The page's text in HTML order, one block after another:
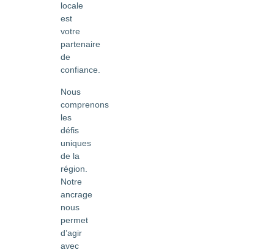
locale
est
votre
partenaire
de
confiance.
Nous
comprenons
les
défis
uniques
de la
région.
Notre
ancrage
nous
permet
d’agir
avec